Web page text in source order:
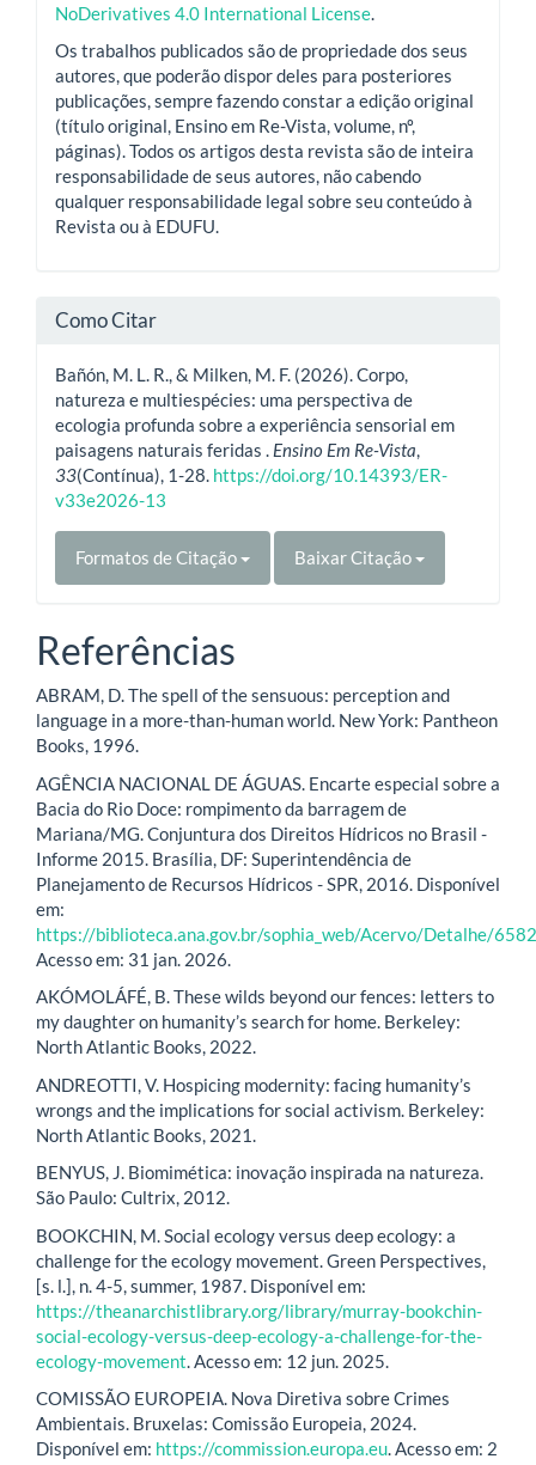
NoDerivatives 4.0 International License
Os trabalhos publicados são de propriedade dos seus
autores, que poderão dispor deles para posteriores
publicações, sempre fazendo constar a edição original
(título original, Ensino em Re-Vista, volume, nº,
páginas). Todos os artigos desta revista são de inteira
responsabilidade de seus autores, não cabendo
qualquer responsabilidade legal sobre seu conteúdo à
Revista ou à EDUFU.
Como Citar
Bañón, M. L. R., & Milken, M. F. (2026). Corpo,
natureza e multiespécies: uma perspectiva de
ecologia profunda sobre a experiência sensorial em
paisagens naturais feridas . Ensino Em Re-Vista
33(Contínua), 1-28. https://doi.org/10.14393/ER-
v33e2026-13
Formatos de Citação Baixar Citação
Referências
ABRAM, D. The spell of the sensuous: perception and
language in a more-than-human world. New York: Pantheon
Books, 1996.
AGÊNCIA NACIONAL DE ÁGUAS. Encarte especial sobre a
Bacia do Rio Doce: rompimento da barragem de
Mariana/MG. Conjuntura dos Direitos Hídricos no Brasil -
Informe 2015. Brasília, DF: Superintendência de
Planejamento de Recursos Hídricos - SPR, 2016. Disponível
em:
https://biblioteca.ana.gov.br/sophia_web/Acervo/Detalhe/
Acesso em: 31 jan. 2026.
AKÓMOLÁFÉ, B. These wilds beyond our fences: letters to
my daughter on humanity’s search for home. Berkeley:
North Atlantic Books, 2022.
ANDREOTTI, V. Hospicing modernity: facing humanity’s
wrongs and the implications for social activism. Berkeley:
North Atlantic Books, 2021.
BENYUS, J. Biomimética: inovação inspirada na natureza.
São Paulo: Cultrix, 2012.
BOOKCHIN, M. Social ecology versus deep ecology: a
challenge for the ecology movement. Green Perspectives,
[s. l.], n. 4-5, summer, 1987. Disponível em:
https://theanarchistlibrary.org/library/murray-bookchin-
social-ecology-versus-deep-ecology-a-challenge-for-the-
ecology-movement . Acesso em: 12 jun. 2025.
COMISSÃO EUROPEIA. Nova Diretiva sobre Crimes
Ambientais. Bruxelas: Comissão Europeia, 2024.
Disponível em: https://commission.europa.eu. Acesso em: 2